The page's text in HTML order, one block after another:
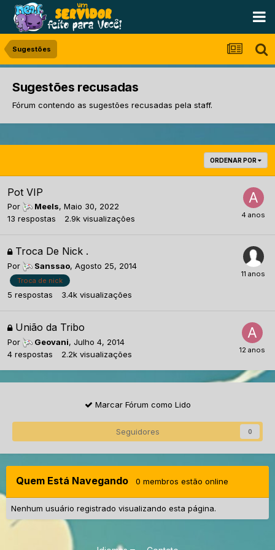
Sugestões
Sugestões recusadas
Fórum contendo as sugestões recusadas pela staff.
ORDENAR POR
Pot VIP
Por Meels, Maio 30, 2022
13 respostas 2.9k visualizações
Troca De Nick .
Por Sanssao, Agosto 25, 2014
Troca de nick
5 respostas 3.4k visualizações
União da Tribo
Por Geovani, Julho 4, 2014
4 respostas 2.2k visualizações
Marcar Fórum como Lido
Seguidores 0
Quem Está Navegando 0 membros estão online
Nenhum usuário registrado visualizando esta página.